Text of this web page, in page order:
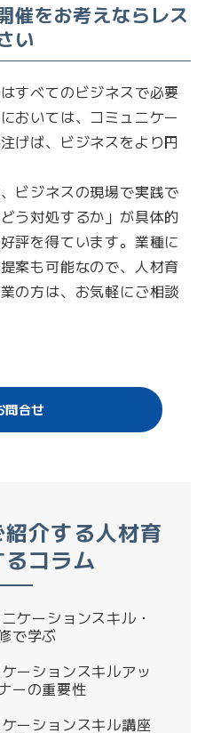
催をお考えならレス
い
すべてのビジネスで必要
おいては、コミュニケー
げば、ビジネスをより円
ビジネスの現場で実践で
う対処するか」が具体的
評を得ています。業種に
案も可能なので、人材育
の方は、お気軽にご相談
問合せ
介する人材育
コラム
ケーションスキル・
で学ぶ
ーションスキルアッ
ーの重要性
ーションスキル講座